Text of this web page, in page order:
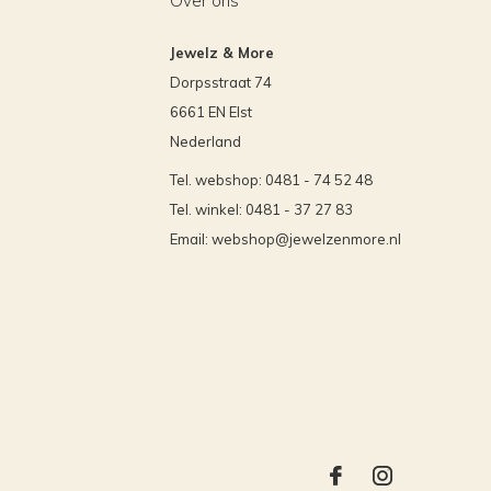
Jewelz & More
Dorpsstraat 74
6661 EN Elst
Nederland
Tel. webshop: 0481 - 74 52 48
Tel. winkel: 0481 - 37 27 83
Email: webshop@jewelzenmore.nl